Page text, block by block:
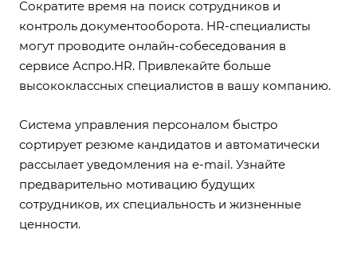
Сократите время на поиск сотрудников и
контроль документооборота. HR-специалисты
могут проводите онлайн-собеседования в
сервисе Аспро.HR. Привлекайте больше
высококлассных специалистов в вашу компанию.
Система управления персоналом быстро
сортирует резюме кандидатов и автоматически
рассылает уведомления на e-mail. Узнайте
предварительно мотивацию будущих
сотрудников, их специальность и жизненные
ценности.